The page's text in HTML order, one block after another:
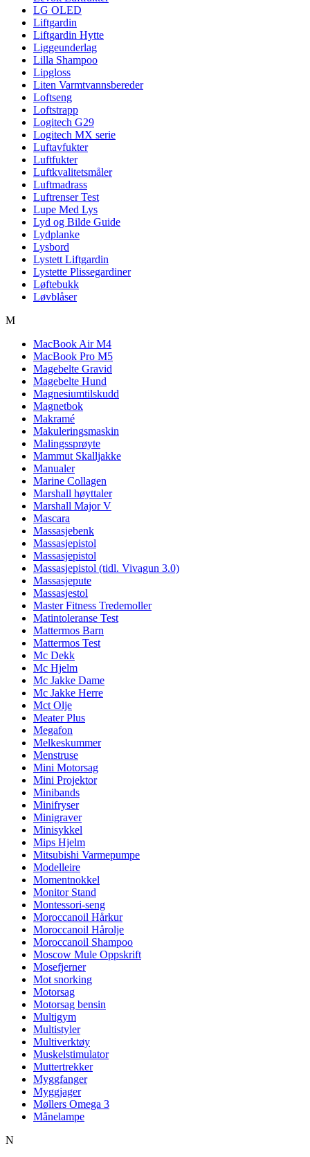
LG OLED
Liftgardin
Liftgardin Hytte
Liggeunderlag
Lilla Shampoo
Lipgloss
Liten Varmtvannsbereder
Loftseng
Loftstrapp
Logitech G29
Logitech MX serie
Luftavfukter
Luftfukter
Luftkvalitetsmåler
Luftmadrass
Luftrenser Test
Lupe Med Lys
Lyd og Bilde Guide
Lydplanke
Lysbord
Lystett Liftgardin
Lystette Plissegardiner
Løftebukk
Løvblåser
M
MacBook Air M4
MacBook Pro M5
Magebelte Gravid
Magebelte Hund
Magnesiumtilskudd
Magnetbok
Makramé
Makuleringsmaskin
Malingssprøyte
Mammut Skalljakke
Manualer
Marine Collagen
Marshall høyttaler
Marshall Major V
Mascara
Massasjebenk
Massasjepistol
Massasjepistol
Massasjepistol (tidl. Vivagun 3.0)
Massasjepute
Massasjestol
Master Fitness Tredemoller
Matintoleranse Test
Mattermos Barn
Mattermos Test
Mc Dekk
Mc Hjelm
Mc Jakke Dame
Mc Jakke Herre
Mct Olje
Meater Plus
Megafon
Melkeskummer
Menstruse
Mini Motorsag
Mini Projektor
Minibands
Minifryser
Minigraver
Minisykkel
Mips Hjelm
Mitsubishi Varmepumpe
Modelleire
Momentnokkel
Monitor Stand
Montessori-seng
Moroccanoil Hårkur
Moroccanoil Hårolje
Moroccanoil Shampoo
Moscow Mule Oppskrift
Mosefjerner
Mot snorking
Motorsag
Motorsag bensin
Multigym
Multistyler
Multiverktøy
Muskelstimulator
Muttertrekker
Myggfanger
Myggjager
Møllers Omega 3
Månelampe
N